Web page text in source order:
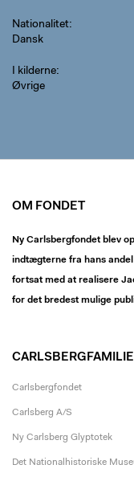
Nationalitet
Dansk
I kilderne
Øvrige
OM FONDET
Ny Carlsbergfondet blev
indtægterne fra hans
fortsat med at realisere
for det bredest mulige
Carlsbergfondet
Carlsberg A/S
Ny Carlsberg Glyptotek
Det Nationalhistoriske